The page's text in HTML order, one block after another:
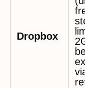
Dropbox